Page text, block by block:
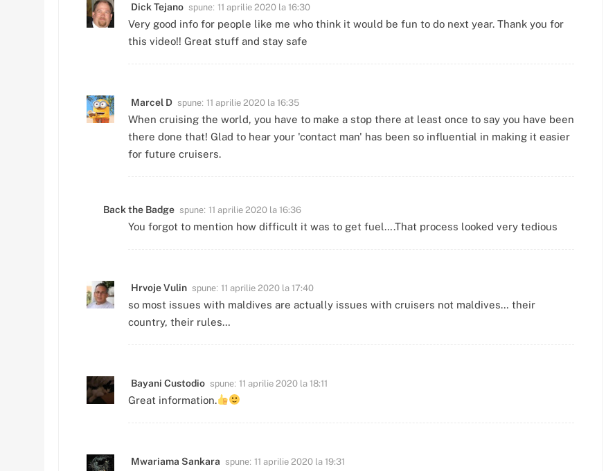
Dick Tejano spune: 11 aprilie 2020 la 16:30
Very good info for people like me who think it would be fun to do next year. Thank you for
this video!! Great stuff and stay safe
Marcel D spune: 11 aprilie 2020 la 16:35
When cruising the world, you have to make a stop there at least once to say you have been
there done that! Glad to hear your 'contact man' has been so influential in making it easier
for future cruisers.
Back the Badge spune: 11 aprilie 2020 la 16:36
You forgot to mention how difficult it was to get fuel….That process looked very tedious
Hrvoje Vulin spune: 11 aprilie 2020 la 17:40
so most issues with maldives are actually issues with cruisers not maldives… their
country, their rules…
Bayani Custodio spune: 11 aprilie 2020 la 18:11
Great information.
Mwariama Sankara spune: 11 aprilie 2020 la 19:31